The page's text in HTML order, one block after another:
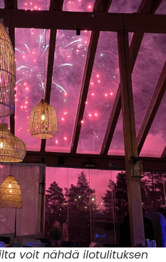
voit nähdä ilotulituksen